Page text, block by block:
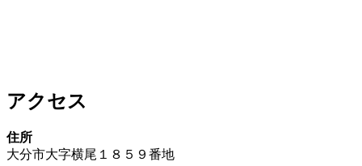
アクセス
住所
大分市大字横尾１８５９番地